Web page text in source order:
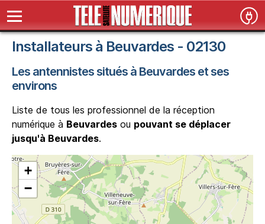
Installateurs à Beuvardes - 02130
Les antennistes situés à Beuvardes et ses
environs
Liste de tous les professionnel de la réception
numérique à Beuvardes ou pouvant se déplacer
jusqu'à Beuvardes.
+
−